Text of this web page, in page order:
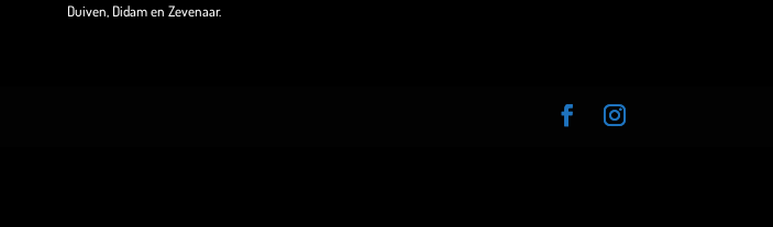
Duiven, Didam en Zevenaar.